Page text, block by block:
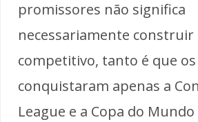
promissores não significa
necessariamente
competitivo, tanto é que os
conquistaram apenas a
League e a Copa do